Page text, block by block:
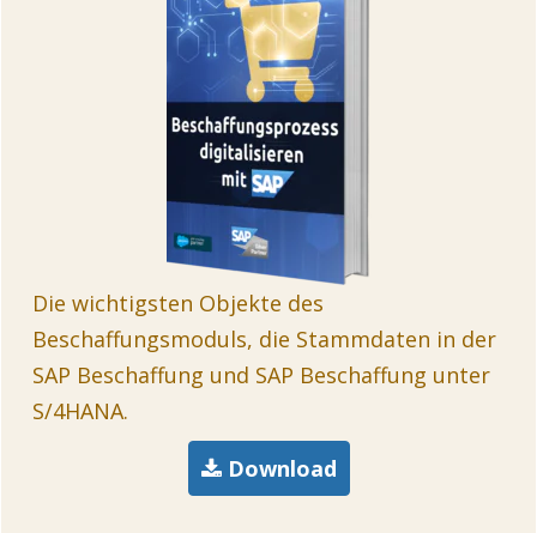
Die wichtigsten Objekte des
Beschaffungsmoduls, die Stammdaten in der
SAP Beschaffung und SAP Beschaffung unter
S/4HANA.
Download